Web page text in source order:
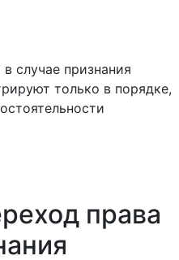
случае признания
только в порядке,
права